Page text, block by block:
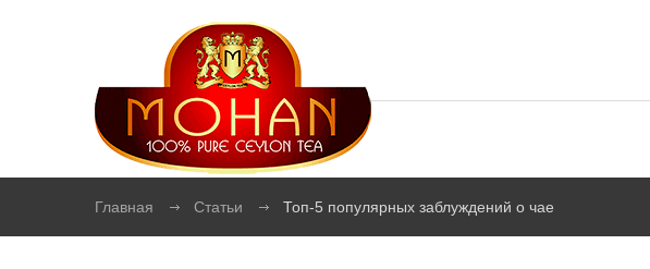
Главная Статьи Топ-5 популярных заблуждений о чае